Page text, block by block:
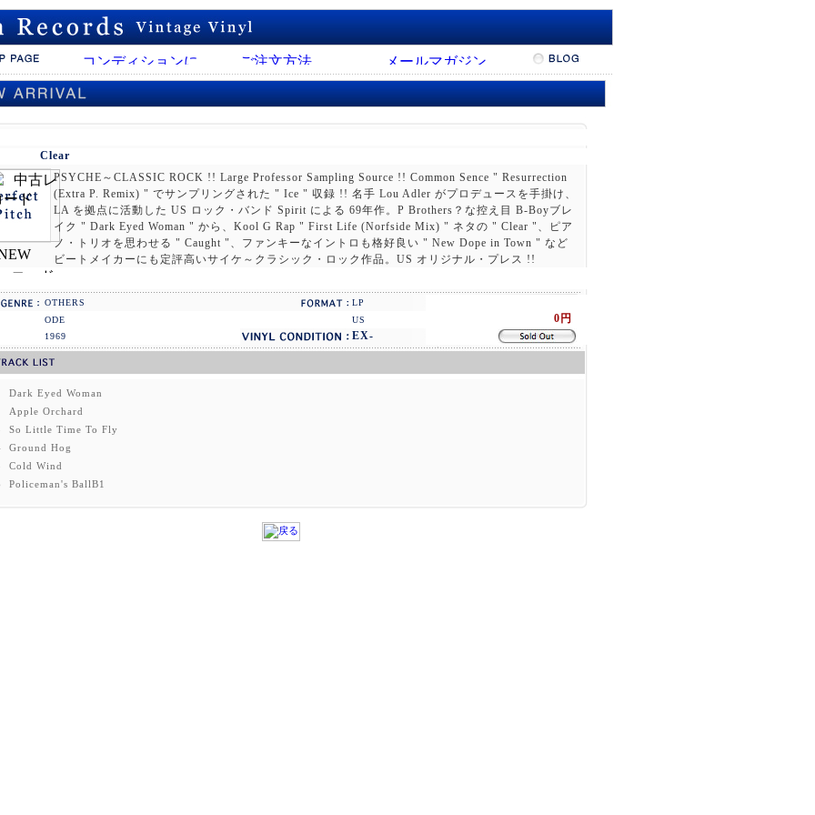
Clear
PSYCHE～CLASSIC ROCK !! Large Professor Sampling Source !! Common Sence " Resurrection
(Extra P. Remix) " でサンプリングされた " Ice " 収録 !! 名手 Lou Adler がプロデュースを手掛け、
LA を拠点に活動した US ロック・バンド Spirit による 69年作。P Brothers？な控え目 B-Boyブレ
イク " Dark Eyed Woman " から、Kool G Rap " First Life (Norfside Mix) " ネタの " Clear "、ピア
ノ・トリオを思わせる " Caught "、ファンキーなイントロも格好良い " New Dope in Town " など
ビートメイカーにも定評高いサイケ～クラシック・ロック作品。US オリジナル・プレス !!
OTHERS
LP
ODE
US 0円
1969 EX-
Dark Eyed Woman
Apple Orchard
So Little Time To Fly
Ground Hog
Cold Wind
Policeman's BallB1